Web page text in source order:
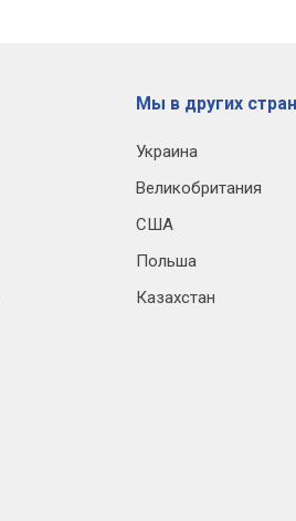
Мы в других
Украина
Великобритания
США
Польша
Казахстан